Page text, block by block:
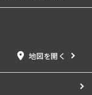
地図を開く